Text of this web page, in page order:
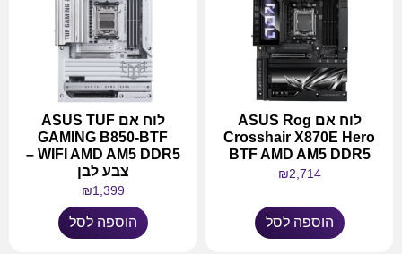
לוח אם ASUS Rog
Crosshair X870E Hero
BTF AMD AM5 DDR5
₪2,714
הוספה לסל
לוח אם ASUS TUF
GAMING B850-BTF
WIFI AMD AM5 DDR5 –
צבע לבן
₪1,399
הוספה לסל